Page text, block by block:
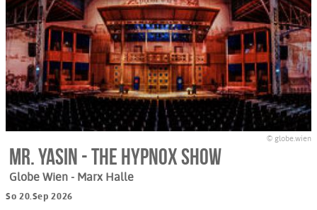
© globe.wien
MR. YASIN - The HypnoX Show
Globe Wien - Marx Halle
So 20.Sep 2026